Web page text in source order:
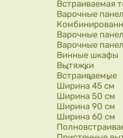
Встраиваемая
Варочные
Варочные
Варочные
Винные шкафы
Вытяжки
Встраиваемые
Ширина 45 см
Ширина 50 см
Ширина 90 см
Ширина 60 см